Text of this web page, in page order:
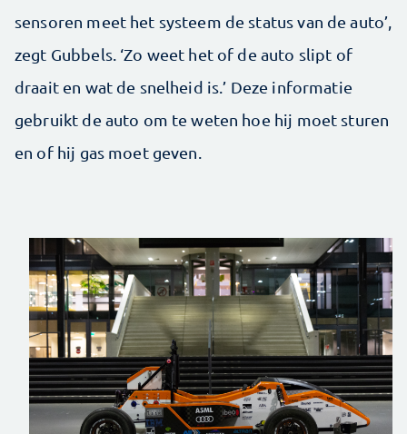
sensoren meet het systeem de status van de auto’,
zegt Gubbels. ‘Zo weet het of de auto slipt of
draait en wat de snelheid is.’ Deze informatie
gebruikt de auto om te weten hoe hij moet sturen
en of hij gas moet geven.